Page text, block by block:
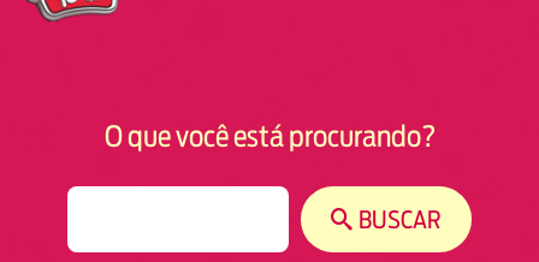
O que você está procurando?
BUSCAR